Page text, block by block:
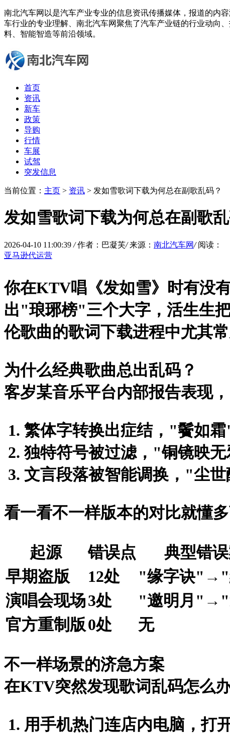
南北汽车网以是汽车产业专业的信息资讯传播媒体，报道的内
车行业的专业理解、南北汽车网聚焦了汽车产业链的行业动向
料、智能智造等前沿领域。
首页
资讯
新车
政策
导购
行情
车展
试驾
突发信息
当前位置： 主页 > 资讯 > 发如雪歌词下载为何总在副歌乱码？
发如雪歌词下载为何总在副歌乱
2026-04-10 11:00:39 / 作者：巴凝芙/ 来源： 南北汽车网/ 阅读：
亚马逊代运营
你在KTV唱《发如雪》时有没
出"琅琊榜"三个大字，活生生
伦歌曲的歌词下载进程中尤其常
为什么经典歌曲总出乱码？
客岁某音乐平台内部报告表现
繁体字转换出症结，"鬢如
独特符号被过滤，"铜镜映
文言段落被智能调换，"尘
看一看不一样版本的对比就懂多
起源 错误点
典型错
早期盗版
12处
"缘字诀"→"
演唱会现场3处
"邀明月"→"
官方重制版0处 无
不一样场景的济急方案
在KTV突然发现歌词乱码怎么
用手机热门连店内电脑，打